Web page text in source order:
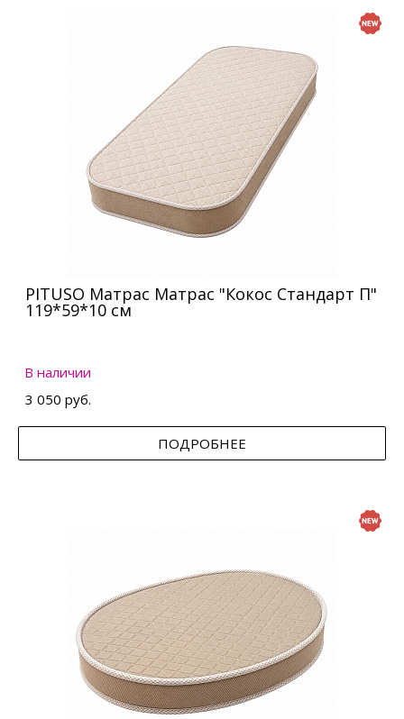
PITUSO Матрас Матрас "Кокос Стандарт П"
119*59*10 см
В наличии
3 050 руб.
ПОДРОБНЕЕ